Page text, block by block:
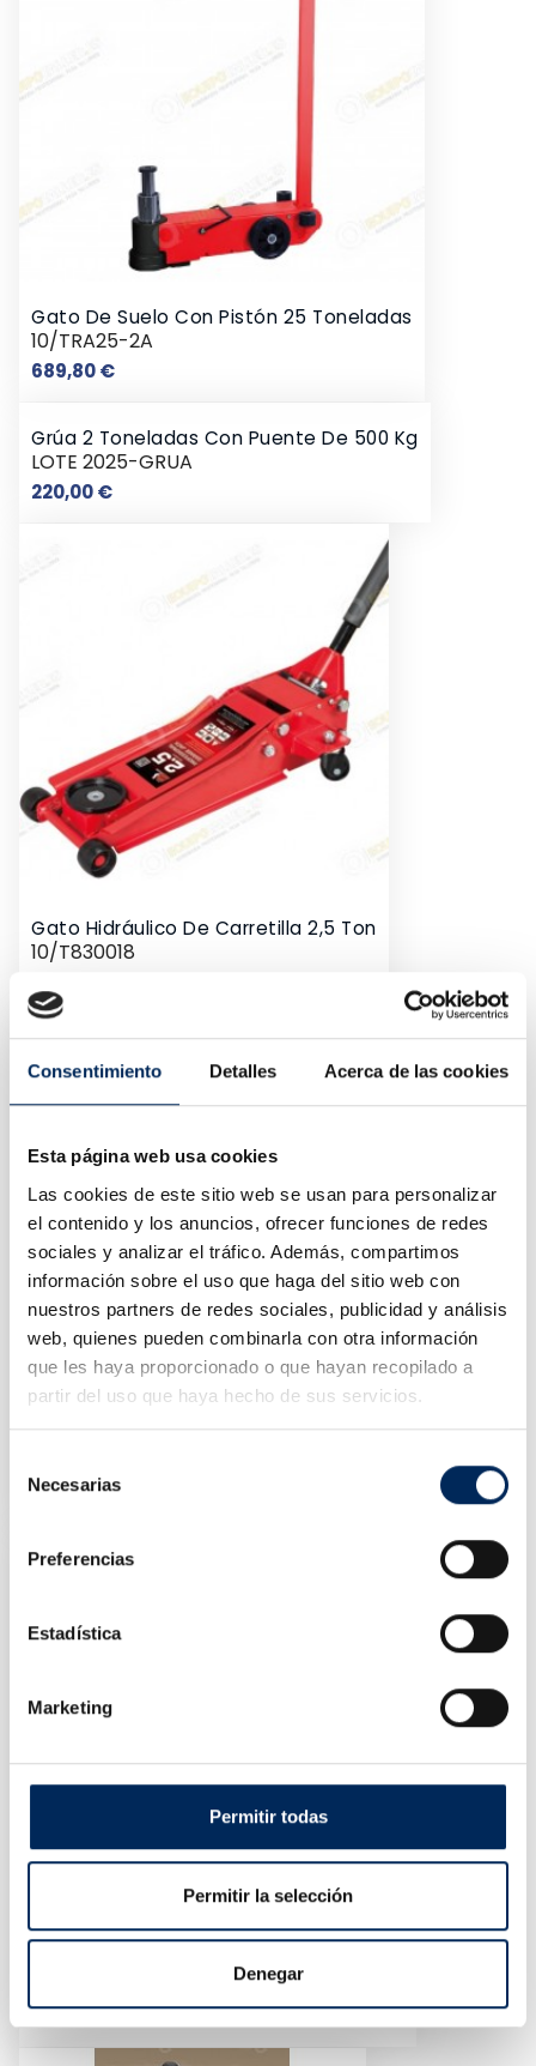
Consentimiento Detalles Acerca de las cookies
Esta página web usa cookies
Las cookies de este sitio web se usan para personalizar
el contenido y los anuncios, ofrecer funciones de redes
sociales y analizar el tráfico. Además, compartimos
información sobre el uso que haga del sitio web con
nuestros partners de redes sociales, publicidad y análisis
web, quienes pueden combinarla con otra información
que les haya proporcionado o que hayan recopilado a
partir del uso que haya hecho de sus servicios.
Necesarias
Preferencias
Estadística
Marketing
Permitir todas
Permitir la selección
Denegar
Gato De Suelo Con Pistón 25 Toneladas
10/TRA25-2A
689,80 €Precio
Grúa 2 Toneladas Con Puente De 500 Kg
LOTE 2025-GRUA
220,00 €Precio
Gato Hidráulico De Carretilla 2,5 Ton
10/T830018
135,70 €Precio
Gato Para Transmisiones 1,5 Toneladas
250,04 €Precio